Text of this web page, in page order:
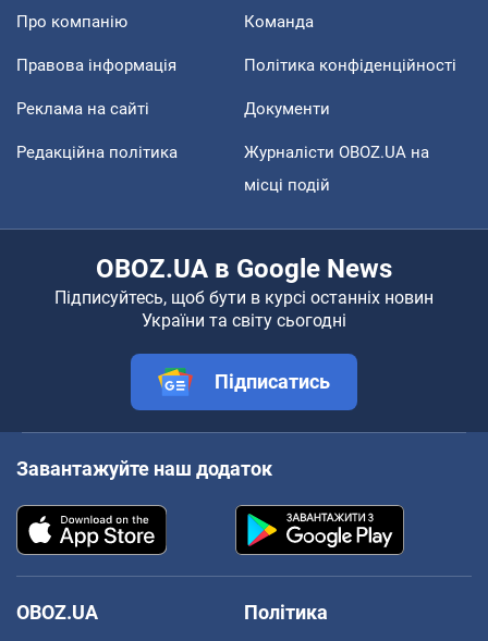
Про компанію Команда
Правова інформація Політика конфіденційності
Реклама на сайті Документи
Редакційна політика
Журналісти OBOZ.UA на
місці подій
OBOZ.UA в Google News
Підписуйтесь, щоб бути в курсі останніх новин
України та світу сьогодні
Підписатись
Завантажуйте наш додаток
OBOZ.UA
Політика